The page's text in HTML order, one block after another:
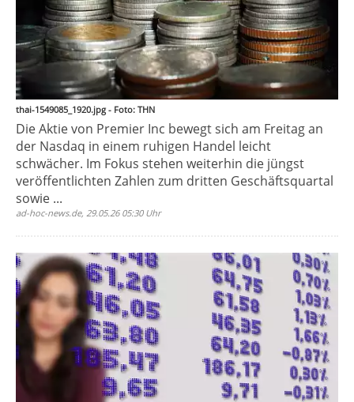
thai-1549085_1920.jpg - Foto: THN
Die Aktie von Premier Inc bewegt sich am Freitag an
der Nasdaq in einem ruhigen Handel leicht
schwächer. Im Fokus stehen weiterhin die jüngst
veröffentlichten Zahlen zum dritten Geschäftsquartal
sowie ...
ad-hoc-news.de, 29.05.26 05:30 Uhr